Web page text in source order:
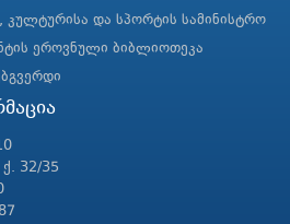
კულტურისა და სპორტის სამინისტრო
ეროვნული ბიბლიოთეკა
32/35